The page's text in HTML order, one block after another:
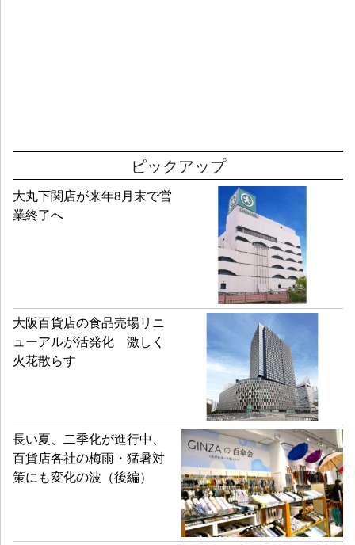
ピックアップ
大丸下関店が来年8月末で営
業終了へ
大阪百貨店の食品売場リニ
ューアルが活発化 激しく
火花散らす
長い夏、二季化が進行中、
百貨店各社の梅雨・猛暑対
策にも変化の波（後編）